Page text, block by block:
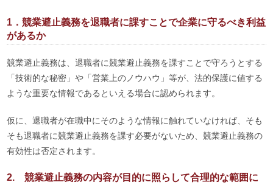
1．競業避止義務を退職者に課すことで企業に守るべき利益
があるか
競業避止義務は、退職者に競業避止義務を課すことで守ろうとする
「技術的な秘密」や「営業上のノウハウ」等が、法的保護に値する
ような重要な情報であるといえる場合に認められます。
仮に、退職者が在職中にそのような情報に触れていなければ、そも
そも退職者に競業避止義務を課す必要がないため、競業避止義務の
有効性は否定されます。
2. 競業避止義務の内容が目的に照らして合理的な範囲に